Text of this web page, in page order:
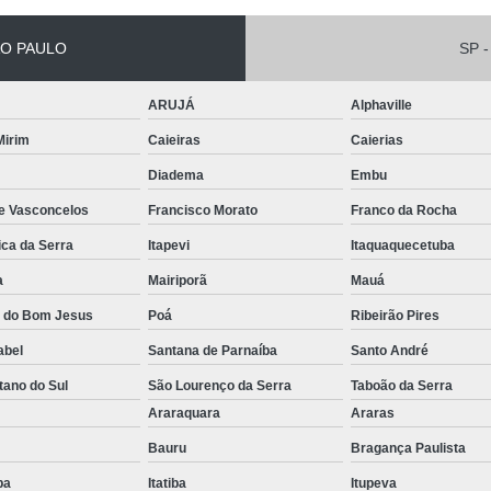
Empilhadeira Elétrica Lateral
Empilhadeira
Empilhadeira
Empilhadeira Elétrica Retrátil Franco
Empilhadeira Elétrica Tracionária
Empilhadeira Retrátil Elétrica Barueri
Empilhadeira Elétrica Paletrans
Empilhadeira Paletrans
Empilhadeira Paletrans Le1034c
Empilhadeira Paletrans Pr16
Empilhadeira Paletrans Pt1645
Empilhadeira Paletrans Px
Empilhadeira Retrátil Paletrans
PAULO SP
ARUJÁ Alphaville
Caieiras Caierias
Diadema Embu
Vasconcelos Francisco Morato Franco da Rocha
da Serra Itapevi Itaquaquecetuba
Mairiporã Mauá
Bom Jesus Poá Ribeirão Pires
Santana de Parnaíba Santo André
do Sul São Lourenço da Serra Taboão da Serra
Araraquara Araras
Bauru Bragança Paulista
Itatiba Itupeva